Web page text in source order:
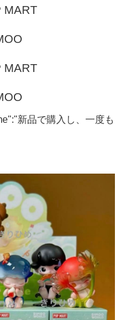
MART
MART
新品で購入し、一度も